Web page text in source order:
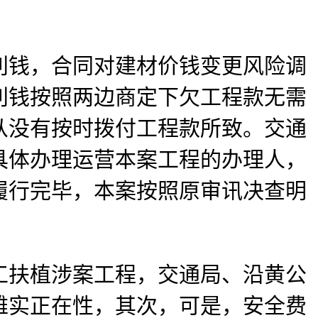
，合同对建材价钱变更风险调
按照两边商定下欠工程款无需
有按时拨付工程款所致。交通
办理运营本案工程的办理人，
完毕，本案按照原审讯决查明
植涉案工程，交通局、沿黄公
正在性，其次，可是，安全费